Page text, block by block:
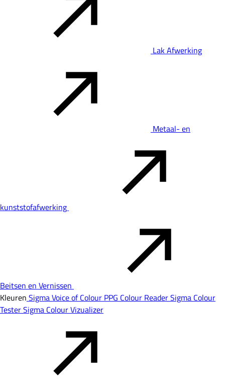
Lak Afwerking
Metaal- en
kunststofafwerking
Beitsen en Vernissen
Kleuren Sigma Voice of Colour PPG Colour ReaderSigma Colour
TesterSigma Colour Vizualizer